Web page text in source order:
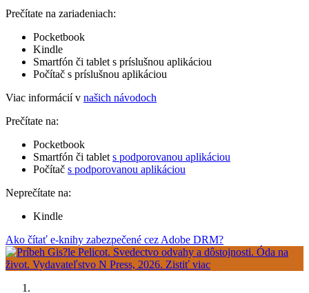
Prečítate na zariadeniach:
Pocketbook
Kindle
Smartfón či tablet s príslušnou aplikáciou
Počítač s príslušnou aplikáciou
Viac informácií v našich návodoch
Prečítate na:
Pocketbook
Smartfón či tablet s podporovanou aplikáciou
Počítač s podporovanou aplikáciou
Neprečítate na:
Kindle
Ako čítať e-knihy zabezpečené cez Adobe DRM?